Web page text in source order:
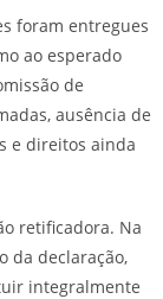
foram entregues
ao esperado
de
ausência de
e direitos ainda
retificadora. Na
da declaração,
integralmente